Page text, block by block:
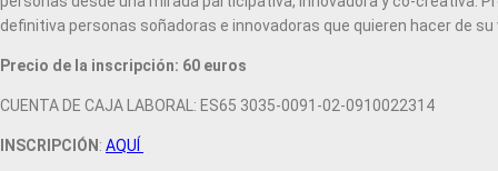
definitiva personas soñadoras e innovadoras que quieren hacer de
Precio de la inscripción: 60 euros
CUENTA DE CAJA LABORAL: ES65 3035-0091-02-0910022314
INSCRIPCIÓN: AQUÍ